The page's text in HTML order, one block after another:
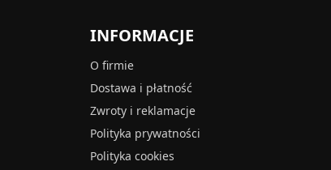
INFORMACJE
O firmie
Dostawa i płatność
Zwroty i reklamacje
Polityka prywatności
Polityka cookies